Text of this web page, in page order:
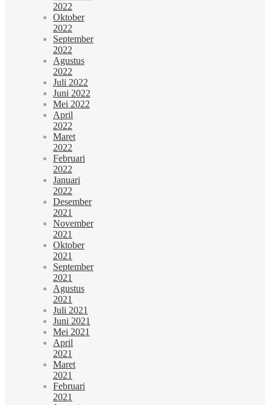
2022
Oktober
2022
September
2022
Agustus
2022
Juli 2022
Juni 2022
Mei 2022
April
2022
Maret
2022
Februari
2022
Januari
2022
Desember
2021
November
2021
Oktober
2021
September
2021
Agustus
2021
Juli 2021
Juni 2021
Mei 2021
April
2021
Maret
2021
Februari
2021